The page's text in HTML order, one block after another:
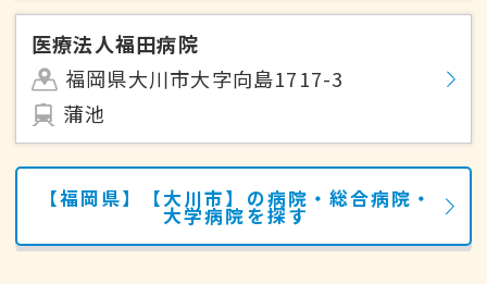
医療法人福田病院
福岡県大川市大字向島1717-3
蒲池
【福岡県】【大川市】の病院・総合病院・
大学病院を探す